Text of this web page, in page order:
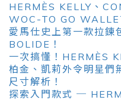
HERMÈS KELLY、
WOC-TO GO
愛馬仕史上第一款拉鍊
BOLIDE！
一次搞懂！HERMÈS
柏金、凱莉外令明星
尺寸解析！
探索入門款式 ─